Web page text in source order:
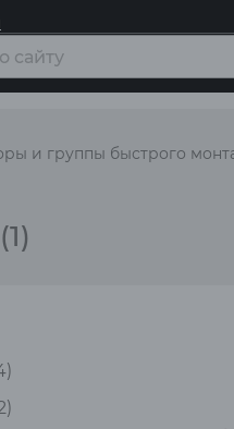
и группы быстрого
(1)